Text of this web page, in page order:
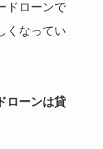
ドローンで
くなってい
ローンは貸